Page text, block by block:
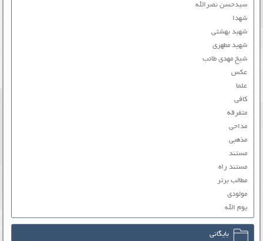
سیدحسن نصرالله
شهدا
شهید بهشتی
شهید مطهری
شیخ مهدی طائب
عکس
علما
کافی
متفرقه
مداحی
مذهبی
مستند
مستند راه
مطالب برتر
مولودی
یوم الله
بایگانی